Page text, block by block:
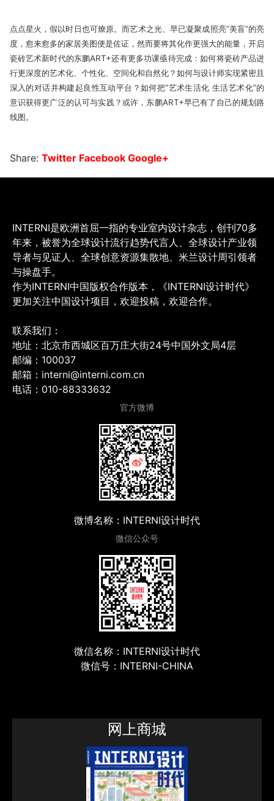
点点星火，假以时日也可燎原。而艺术之光、早已凝聚成照亮“美盲”的亮
度，愈来愈多的家居美图便是佐证，然而要将其化作更强大的能量，开启
瓷砖艺术新时代的东鹏ART+还有更多功课亟待完成：如何将瓷砖产品进
行更深度的艺术化、个性化、空间化和自然化？如何与设计师实现紧密且
深入的对话并构建起良性互动平台？如何把“艺术生活化 生活艺术化”的
意识获得更广泛的认可与实践？或许，东鹏ART+早已有了自己的规划路
线图。
Share: Twitter Facebook Google+
INTERNI是欧洲首屈一指的专业室内设计杂志，创刊70多
年来，被誉为全球设计流行趋势代言人、全球设计产业领
导者与见证人、全球创意资源集散地、米兰设计周引领者
与操盘手。
作为INTERNI中国版权合作版本，《INTERNI设计时代》
更加关注中国设计项目，欢迎投稿，欢迎合作。
联系我们：
地址：北京市西城区百万庄大街24号中国外文局4层
邮编：100037
邮箱：interni@interni.com.cn
电话：010-88333632
官方微博
微博名称：INTERNI设计时代
微信公众号
微信名称：INTERNI设计时代
微信号：INTERNI-CHINA
网上商城